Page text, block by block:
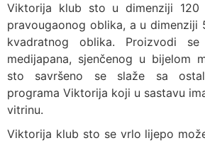
Viktorija klub sto u dimenziji
pravougaonog oblika, a u
kvadratnog oblika. Proizvodi se
medijapana, sjenčenog u bijelom
sto savršeno se slaže sa
programa Viktorija koji u sastavu
vitrinu.
Viktorija klub sto se vrlo lijepo